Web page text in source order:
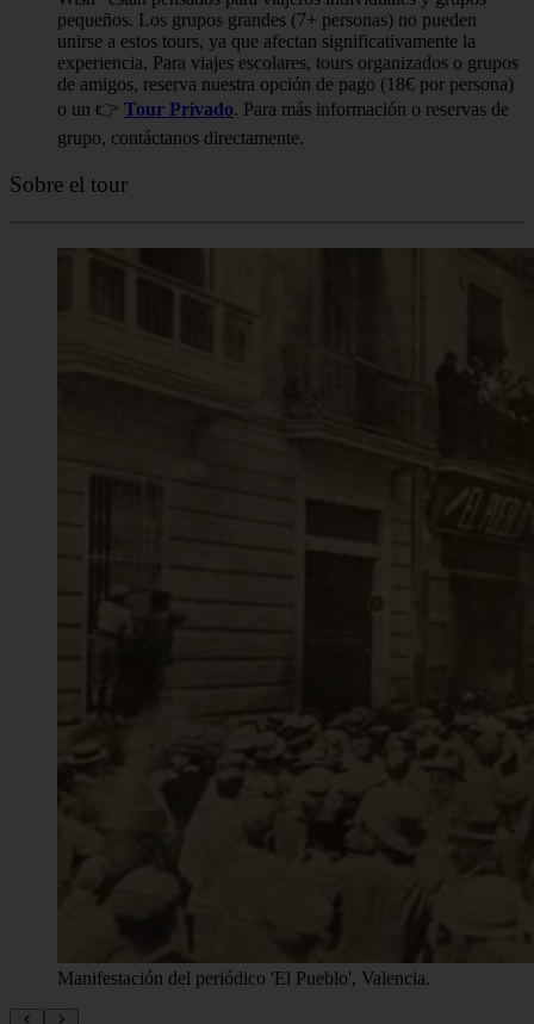
pequeños. Los grupos grandes (7+ personas) no pueden
unirse a estos tours, ya que afectan significativamente la
experiencia. Para viajes escolares, tours organizados o grupos
de amigos, reserva nuestra opción de pago (18€ por persona)
o un 👉 Tour Privado. Para más información o reservas de
grupo, contáctanos directamente.
Sobre el tour
Manifestación del periódico 'El Pueblo', Valencia.